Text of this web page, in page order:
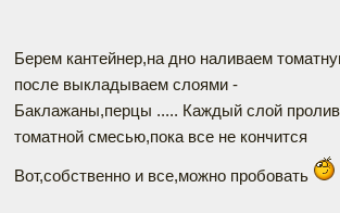
Берем кантейнер,на дно наливаем
после выкладываем слоями -
Баклажаны,перцы ..... Каждый слой
томатной смесью,пока все не кончится
Вот,собственно и все,можно пробовать